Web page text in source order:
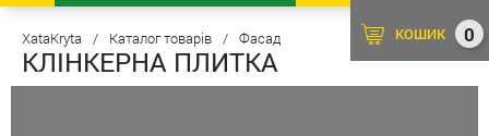
0
КОШИК
XataKryta / Каталог товарів / Фасад
КЛІНКЕРНА ПЛИТКА